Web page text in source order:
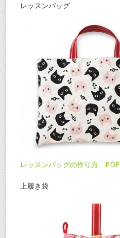
レッスンバッグ
レッスンバッグの作り方 PDF
上履き袋